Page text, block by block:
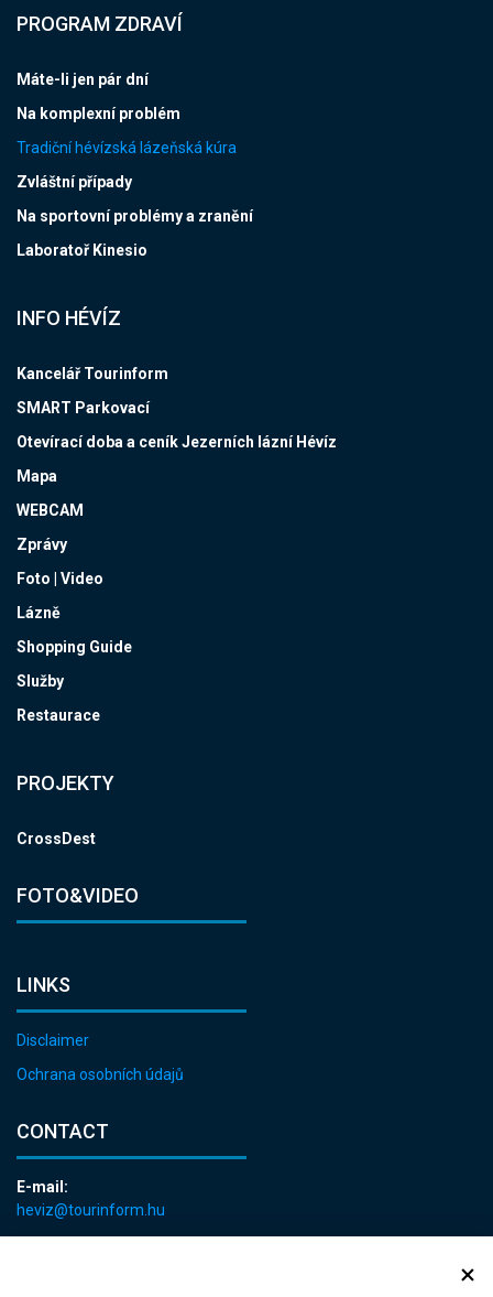
PROGRAM ZDRAVÍ
Máte-li jen pár dní
Na komplexní problém
Tradiční hévízská lázeňská kúra
Zvláštní případy
Na sportovní problémy a zranění
Laboratoř Kinesio
INFO HÉVÍZ
Kancelář Tourinform
SMART Parkovací
Otevírací doba a ceník Jezerních lázní Hévíz
Mapa
WEBCAM
Zprávy
Foto | Video
Lázně
Shopping Guide
Služby
Restaurace
PROJEKTY
CrossDest
FOTO&VIDEO
LINKS
Disclaimer
Ochrana osobních údajů
CONTACT
E-mail:
heviz@tourinform.hu